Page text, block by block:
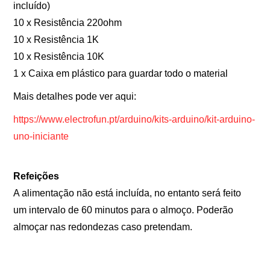
incluído)
10 x Resistência 220ohm
10 x Resistência 1K
10 x Resistência 10K
1 x Caixa em plástico para guardar todo o material
Mais detalhes pode ver aqui:
https://www.electrofun.pt/arduino/kits-arduino/kit-arduino-
uno-iniciante
Refeições
A alimentação não está incluída, no entanto será feito
um intervalo de 60 minutos para o almoço. Poderão
almoçar nas redondezas caso pretendam.